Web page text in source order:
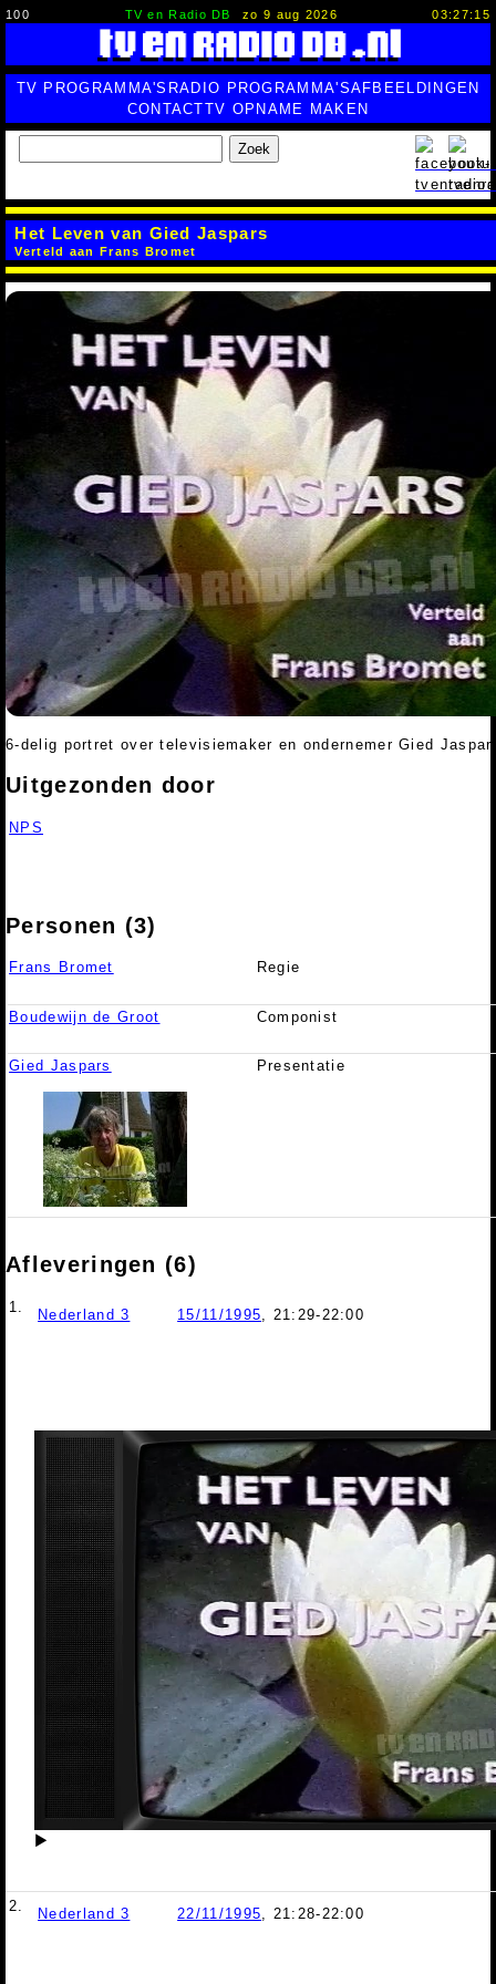
100 TV en Radio DB zo 9 aug 2026 03:27:16
TV PROGRAMMA'S RADIO PROGRAMMA'SAFBEELDINGEN
CONTACTTV OPNAME MAKEN
Zoek
Het Leven van Gied Jaspars
Verteld aan Frans Bromet
6-delig portret over televisiemaker en ondernemer Gied
Uitgezonden door
NPS
Personen (3)
Frans Bromet Regie
Boudewijn de Groot Componist
Gied Jaspars Presentatie
Afleveringen (6)
1. Nederland 3 15/11/1995 , 21:29-22:00
▶
2. Nederland 3 22/11/1995 , 21:28-22:00